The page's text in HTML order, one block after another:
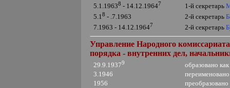
5.1.19638 - 14.12.19647 1-й секретарь
5.18 - .7.1963 2-й секретарь
7.1963 - 14.12.19647 2-й секретарь
Управление Народного
порядка - внутренних дел,
29.9.19379 образовано
3.1946
1956